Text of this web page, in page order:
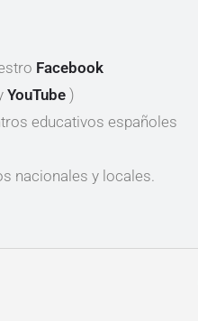
Facebook
YouTube )
educativos españoles
nacionales y locales.